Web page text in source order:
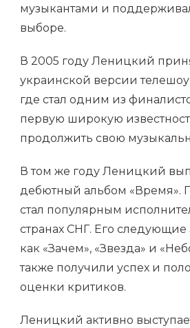
музыкантами и
выборе.
В 2005 году Леницкий
украинской версии телешоу
где стал одним из
первую широкую
продолжить свою
В том же году Леницкий
дебютный альбом «Время».
стал популярным
странах СНГ. Его следующие
как «Зачем», «Звезда» и
также получили успех и
оценки критиков.
Леницкий активно